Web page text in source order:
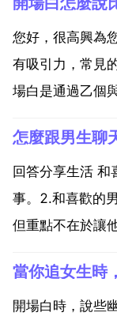
您好，很高興為
有吸引力，常見
場白是通過乙個
明瞭。2 開門見
的意圖或主題，
3 ...
回答分享生活 和
事。2.和喜歡的
但重點不在於讓
經常在男生打遊
力不集中，自然
當你追女生時
開場白時，說些